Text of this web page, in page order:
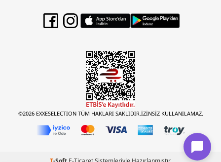
©2026 EXXESELECTION TÜM HAKLARI SAKLIDIR.İZİNSİZ KULLANILAMAZ.